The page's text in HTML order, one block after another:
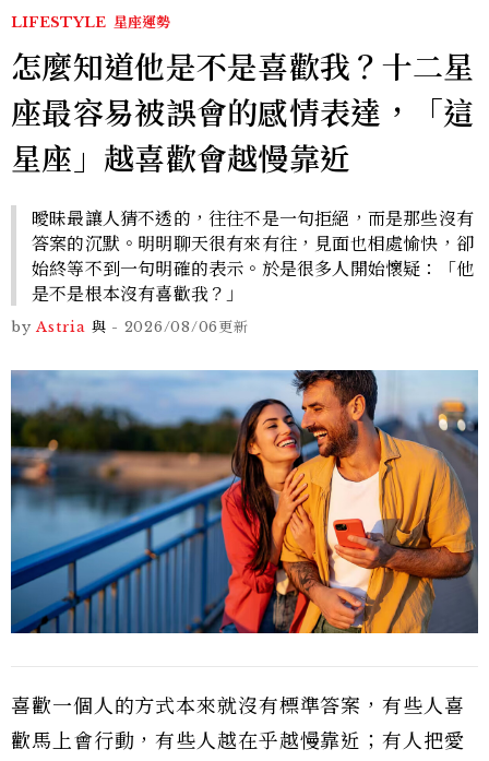
LIFESTYLE 星座運勢
怎麼知道他是不是喜歡我？十二星
座最容易被誤會的感情表達，「這
星座」越喜歡會越慢靠近
曖昧最讓人猜不透的，往往不是一句拒絕，而是那些沒有
答案的沉默。明明聊天很有來有往，見面也相處愉快，卻
始終等不到一句明確的表示。於是很多人開始懷疑：「他
是不是根本沒有喜歡我？」
by Astria 與 - 2026/08/06更新
喜歡一個人的方式本來就沒有標準答案，有些人喜
歡馬上會行動，有些人越在乎越慢靠近；有人把愛